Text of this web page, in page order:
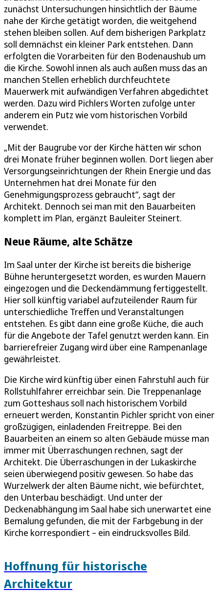
zunächst Untersuchungen hinsichtlich der Bäume
nahe der Kirche getätigt worden, die weitgehend
stehen bleiben sollen. Auf dem bisherigen Parkplatz
soll demnächst ein kleiner Park entstehen. Dann
erfolgten die Vorarbeiten für den Bodenaushub um
die Kirche. Sowohl innen als auch außen muss das an
manchen Stellen erheblich durchfeuchtete
Mauerwerk mit aufwändigen Verfahren abgedichtet
werden. Dazu wird Pichlers Worten zufolge unter
anderem ein Putz wie vom historischen Vorbild
verwendet.
„Mit der Baugrube vor der Kirche hätten wir schon
drei Monate früher beginnen wollen. Dort liegen aber
Versorgungseinrichtungen der Rhein Energie und das
Unternehmen hat drei Monate für den
Genehmigungsprozess gebraucht“, sagt der
Architekt. Dennoch sei man mit den Bauarbeiten
komplett im Plan, ergänzt Bauleiter Steinert.
Neue Räume, alte Schätze
Im Saal unter der Kirche ist bereits die bisherige
Bühne heruntergesetzt worden, es wurden Mauern
eingezogen und die Deckendämmung fertiggestellt.
Hier soll künftig variabel aufzuteilender Raum für
unterschiedliche Treffen und Veranstaltungen
entstehen. Es gibt dann eine große Küche, die auch
für die Angebote der Tafel genutzt werden kann. Ein
barrierefreier Zugang wird über eine Rampenanlage
gewährleistet.
Die Kirche wird künftig über einen Fahrstuhl auch für
Rollstuhlfahrer erreichbar sein. Die Treppenanlage
zum Gotteshaus soll nach historischem Vorbild
erneuert werden, Konstantin Pichler spricht von einer
großzügigen, einladenden Freitreppe. Bei den
Bauarbeiten an einem so alten Gebäude müsse man
immer mit Überraschungen rechnen, sagt der
Architekt. Die Überraschungen in der Lukaskirche
seien überwiegend positiv gewesen. So habe das
Wurzelwerk der alten Bäume nicht, wie befürchtet,
den Unterbau beschädigt. Und unter der
Deckenabhängung im Saal habe sich unerwartet eine
Bemalung gefunden, die mit der Farbgebung in der
Kirche korrespondiert – ein eindrucksvolles Bild.
Hoffnung für historische
Architektur